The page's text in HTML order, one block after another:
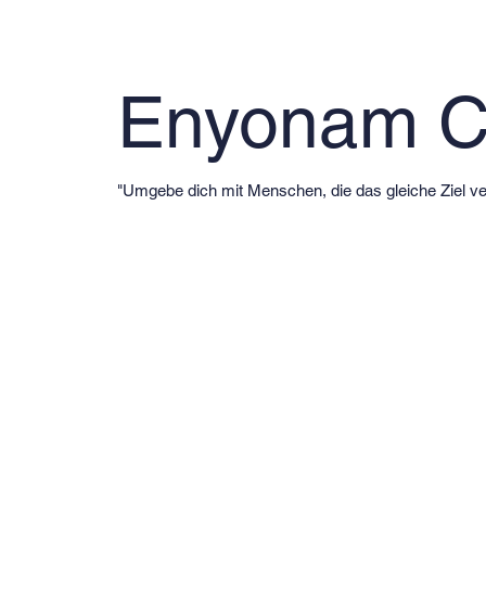
Enyonam
"Umgebe dich mit Menschen, die das gleiche Ziel